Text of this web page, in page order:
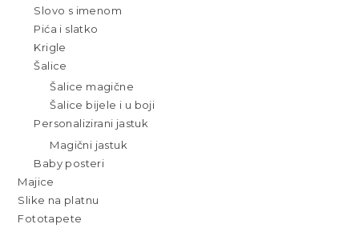
Slovo s imenom
Pića i slatko
Krigle
Šalice
Šalice magične
Šalice bijele i u boji
Personalizirani jastuk
Magični jastuk
Baby posteri
Majice
Slike na platnu
Fototapete